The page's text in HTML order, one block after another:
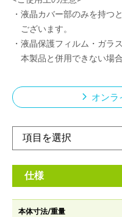
・液晶カバー部のみを持つ
ございます。
・液晶保護フィルム・ガラ
本製品と併用できない場合
オンラ
仕様
本体寸法/重量